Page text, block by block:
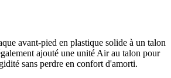
avant-pied en plastique solide à un talon
ajouté une unité Air au talon pour
sans perdre en confort d'amorti.